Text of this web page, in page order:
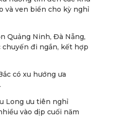
và ven biển cho kỳ nghỉ
Quảng Ninh, Đà Nẵng,
chuyến đi ngắn, kết hợp
có xu hướng ưa
Long ưu tiên nghỉ
vào dịp cuối năm